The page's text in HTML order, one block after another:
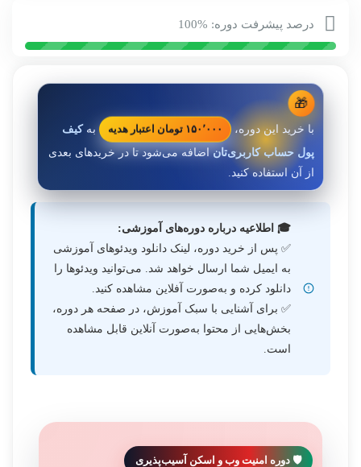
درصد پیشرفت دوره: %100
🎁
با خرید این دوره، ۱۵۰٬۰۰۰ تومان اعتبار هدیه بهکیف
پول حساب کاربری‌تاناضافه می‌شود تا در خریدهای بعدی
از آن استفاده کنید.
🎓 اطلاعیه درباره دوره‌های آموزشی:
✅ پس از خرید دوره، لینک دانلود ویدئوهای آموزشی
به ایمیل شما ارسال خواهد شد. می‌توانید ویدئوها را
دانلود کرده و به‌صورت آفلاین مشاهده کنید.
✅ برای آشنایی با سبک آموزش، در صفحه هر دوره،
بخش‌هایی از محتوا به‌صورت آنلاین قابل مشاهده
است.
🛡️ دوره امنیت وب و اسکن آسیب‌پذیری